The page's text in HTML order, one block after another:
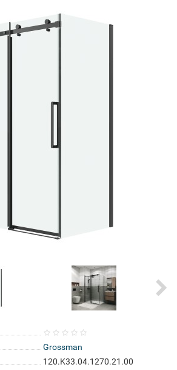
Grossman
120.K33.04.1270.21.00